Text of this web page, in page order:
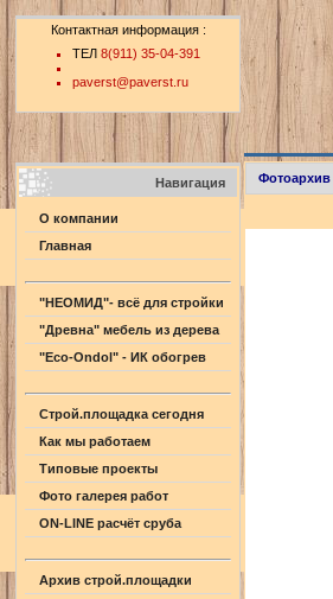
Контактная информация :
ТЕЛ 8(911) 35-04-391
paverst@paverst.ru
Навигация
О компании
Главная
"НЕОМИД"- всё для стройки
"Древна" мебель из дерева
"Eco-Ondol" - ИК обогрев
Строй.площадка сегодня
Как мы работаем
Типовые проекты
Фото галерея работ
ON-LINE расчёт сруба
Архив строй.площадки
Фотоархив